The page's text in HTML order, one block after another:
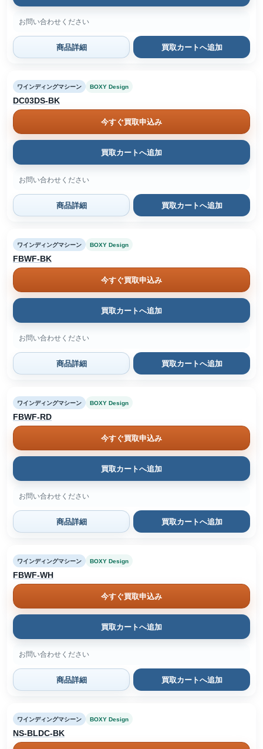
お問い合わせください
商品詳細 買取カートへ追加
ワインディングマシーン BOXY Design
DC03DS-BK
今すぐ買取申込み
買取カートへ追加
お問い合わせください
商品詳細 買取カートへ追加
ワインディングマシーン BOXY Design
FBWF-BK
今すぐ買取申込み
買取カートへ追加
お問い合わせください
商品詳細 買取カートへ追加
ワインディングマシーン BOXY Design
FBWF-RD
今すぐ買取申込み
買取カートへ追加
お問い合わせください
商品詳細 買取カートへ追加
ワインディングマシーン BOXY Design
FBWF-WH
今すぐ買取申込み
買取カートへ追加
お問い合わせください
商品詳細 買取カートへ追加
ワインディングマシーン BOXY Design
NS-BLDC-BK